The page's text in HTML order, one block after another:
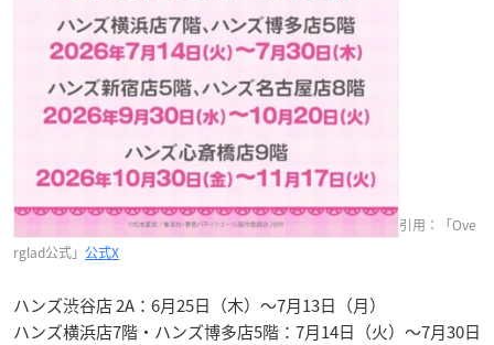
引用：「Ove
rglad公式」 公式X
ハンズ渋谷店 2A：6月25日（木）～7月13日（月）
ハンズ横浜店7階・ハンズ博多店5階：7月14日（火）～7月30日